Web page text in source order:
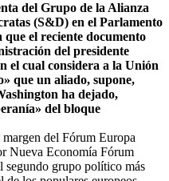
del Grupo de la Alianza
(S&D) en el Parlamento
el reciente documento
del presidente
el cual considera a la Unión
que un aliado, supone,
ha dejado,
del bloque
del Fórum Europa
Nueva Economía Fórum
grupo político más